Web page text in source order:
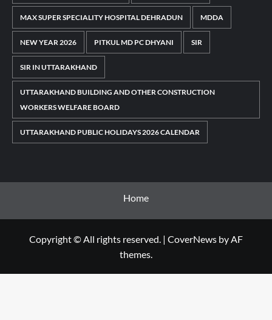
MAX SUPER SPECIALITY HOSPITAL DEHRADUN MDDA
NEW YEAR 2026 PITKUL MD PC DHYANI SIR
SIR IN UTTARAKHAND
UTTARAKHAND BUILDING AND OTHER CONSTRUCTION
WORKERS WELFARE BOARD
UTTARAKHAND PUBLIC HOLIDAYS 2026 CALENDAR
Home
Copyright © All rights reserved. | CoverNews by AF
themes.